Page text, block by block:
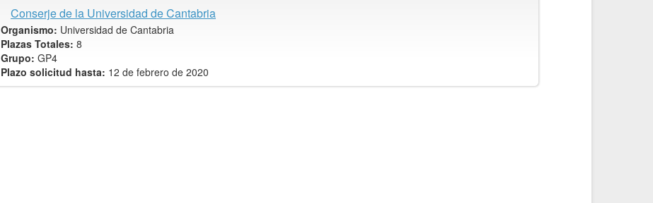
Conserje de la Universidad de Cantabria
Organismo: Universidad de Cantabria
Plazas Totales: 8
Grupo: GP4
Plazo solicitud hasta: 12 de febrero de 2020